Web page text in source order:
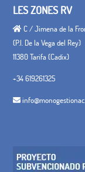
LES ZONES RV
C / Jimena de la
(P.I. De la Vega del Rey)
11380 Tarifa (Cadix)
+34 619261325